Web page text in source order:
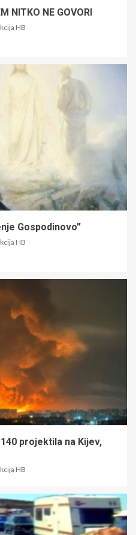
NITKO NE GOVORI
HB
Gospodinovo”
HB
projektila na Kijev,
HB